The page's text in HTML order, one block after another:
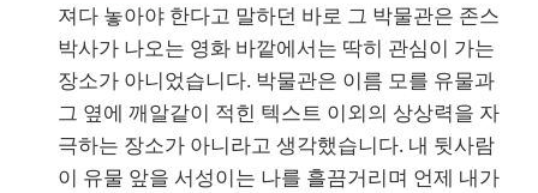
져다 놓아야 한다고 말하던 바로 그 박물관은 존스
박사가 나오는 영화 바깥에서는 딱히 관심이 가는
장소가 아니었습니다. 박물관은 이름 모를 유물과
그 옆에 깨알같이 적힌 텍스트 이외의 상상력을 자
극하는 장소가 아니라고 생각했습니다. 내 뒷사람
이 유물 앞을 서성이는 나를 흘끔거리며 언제 내가